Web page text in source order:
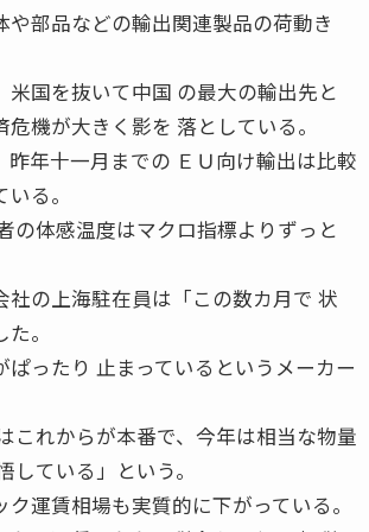
部品などの輸出関連製品の荷動き
米国を抜いて中国 の最大の輸出先と
機が大きく影を 落としている。
昨年十一月までの ＥＵ向け輸出は比較
る。
の体感温度はマクロ指標よりずっと
の上海駐在員は「この数カ月で 状
。
ぱったり 止まっているというメーカー
これからが本番で、今年は相当な物量
している」という。
運賃相場も実質的に下がっている。